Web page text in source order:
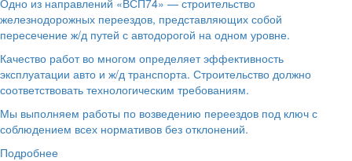
Одно из направлений «ВСП74» — строительство
железнодорожных переездов, представляющих собой
пересечение ж/д путей с автодорогой на одном уровне.
Качество работ во многом определяет эффективность
эксплуатации авто и ж/д транспорта. Строительство должно
соответствовать технологическим требованиям.
Мы выполняем работы по возведению переездов под ключ с
соблюдением всех нормативов без отклонений.
Подробнее